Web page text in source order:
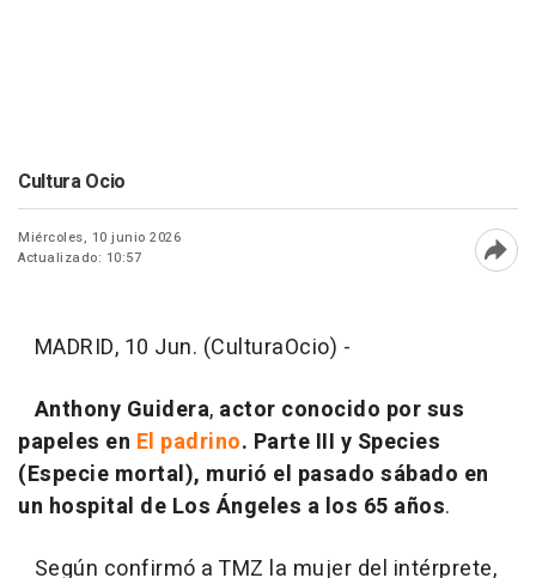
Cultura Ocio
Miércoles, 10 junio 2026
Actualizado: 10:57
MADRID, 10 Jun. (CulturaOcio) -
Anthony Guidera, actor conocido por sus
papeles en El padrino. Parte III y Species
(Especie mortal), murió el pasado sábado en
un hospital de Los Ángeles a los 65 años.
Según confirmó a TMZ la mujer del intérprete,